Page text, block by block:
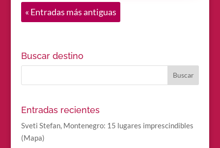
« Entradas más antiguas
Buscar destino
Entradas recientes
Sveti Stefan, Montenegro: 15 lugares imprescindibles
(Mapa)